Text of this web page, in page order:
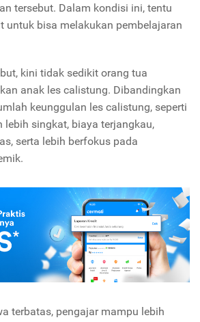
tersebut. Dalam kondisi ini, tentu
untuk bisa melakukan pembelajaran
kini tidak sedikit orang tua
anak les calistung. Dibandingkan
keunggulan les calistung, seperti
lebih singkat, biaya terjangkau,
serta lebih berfokus pada
terbatas, pengajar mampu lebih